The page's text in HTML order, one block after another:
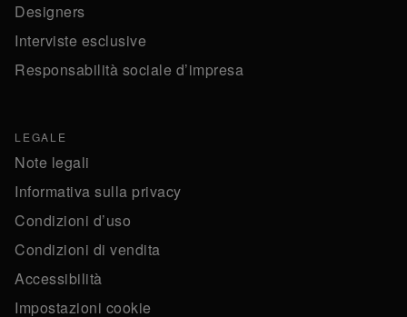
Designers
Interviste esclusive
Responsabilità sociale d’impresa
LEGALE
Note legali
Informativa sulla privacy
Condizioni d’uso
Condizioni di vendita
Accessibilità
Impostazioni cookie